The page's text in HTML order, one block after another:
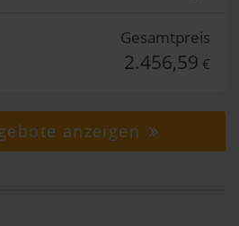
Gesamtpreis
2.456,59 €
anzeigen